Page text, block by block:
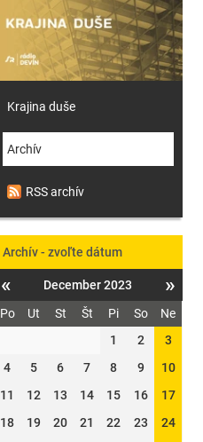
Krajina duše
Archív
RSS archív
Archív - zvoľte dátum
« December 2023 »
Po Ut St Št Pi So
Ne
1
2
3
4
5 6 7 8 9
10
11
12 13 14 15 16
17
18
19 20 21 22 23
24